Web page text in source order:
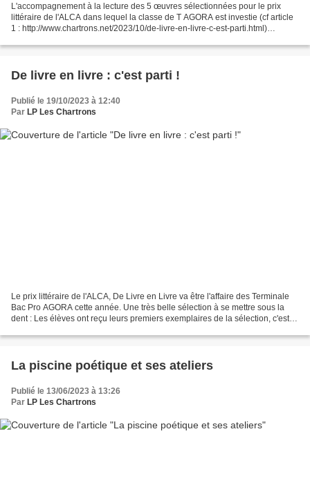
L'accompagnement à la lecture des 5 œuvres sélectionnées pour le prix
littéraire de l'ALCA dans lequel la classe de T AGORA est investie (cf article
1 : http://www.chartrons.net/2023/10/de-livre-en-livre-c-est-parti.html)
De livre en livre : c'est parti !
Publié le 19/10/2023 à 12:40
Par LP Les Chartrons
Le prix littéraire de l'ALCA, De Livre en Livre va être l'affaire des Terminale
Bac Pro AGORA cette année. Une très belle sélection à se mettre sous la
dent : Les élèves ont reçu leurs premiers exemplaires de la sélection, c'est
La piscine poétique et ses ateliers
Publié le 13/06/2023 à 13:26
Par LP Les Chartrons